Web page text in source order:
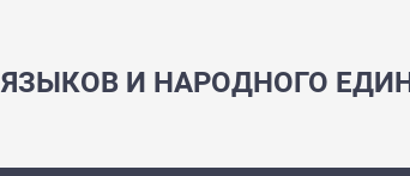
И НАРОДНОГО